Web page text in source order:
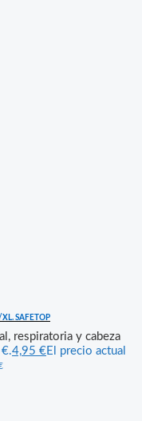
SAFETOP
respiratoria y cabeza
4,95 €El precio actual